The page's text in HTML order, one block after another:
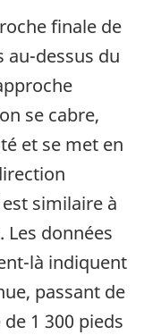
finale de
au-dessus du
se cabre,
et se met en
similaire à
Les données
là indiquent
passant de
1 300 pieds